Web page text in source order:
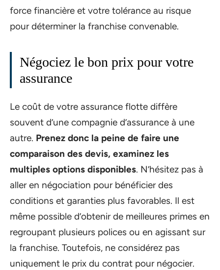
force financière et votre tolérance au risque
pour déterminer la franchise convenable.
Négociez le bon prix pour votre
assurance
Le coût de votre assurance flotte diffère
souvent d’une compagnie d’assurance à une
autre. Prenez donc la peine de faire une
comparaison des devis, examinez les
multiples options disponibles. N’hésitez pas à
aller en négociation pour bénéficier des
conditions et garanties plus favorables. Il est
même possible d’obtenir de meilleures primes en
regroupant plusieurs polices ou en agissant sur
la franchise. Toutefois, ne considérez pas
uniquement le prix du contrat pour négocier.